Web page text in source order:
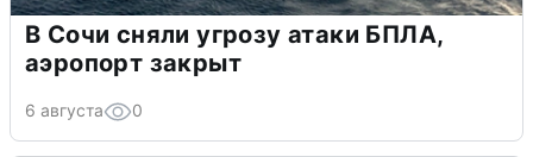
В Сочи сняли угрозу атаки БПЛА,
аэропорт закрыт
6 августа 0